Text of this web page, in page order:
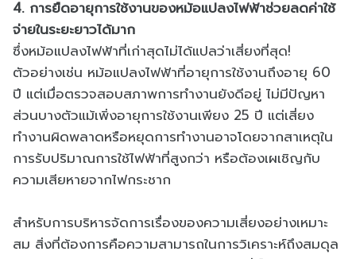
4. การยืดอายุการใช้งานของหม้อแปลงไฟฟ้าช่วยลดค่าใช้
จ่ายในระยะยาวได้มาก
ซึ่งหม้อแปลงไฟฟ้าที่เก่าสุดไม่ได้แปลว่าเสี่ยงที่สุด!
ตัวอย่างเช่น หม้อแปลงไฟฟ้าที่อายุการใช้งานถึงอายุ 60
ปี แต่เมื่อตรวจสอบสภาพการทำงานยังดีอยู่ ไม่มีปัญหา
ส่วนบางตัวแม้เพิ่งอายุการใช้งานเพียง 25 ปี แต่เสี่ยง
ทำงานผิดพลาดหรือหยุดการทำงานอาจโดยจากสาเหตุใน
การรับปริมาณการใช้ไฟฟ้าที่สูงกว่า หรือต้องเผเชิญกับ
ความเสียหายจากไฟกระชาก
สำหรับการบริหารจัดการเรื่องของความเสี่ยงอย่างเหมาะ
สม สิ่งที่ต้องการคือความสามารถในการวิเคราะห์ถึงสมดุล